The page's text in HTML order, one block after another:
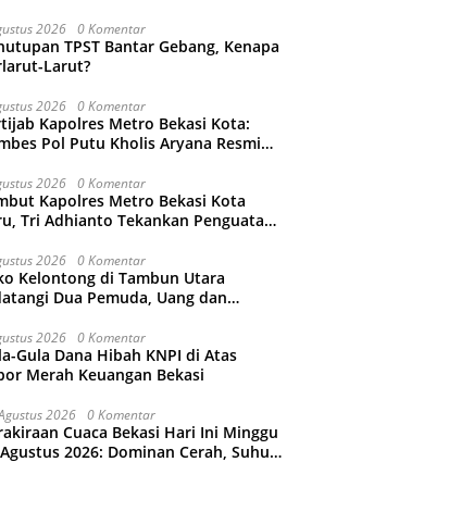
Ikut-Ikutan!
2026 0 Komentar
TPST Bantar Gebang, Kenapa
Larut?
2026 0 Komentar
Kapolres Metro Bekasi Kota:
Pol Putu Kholis Aryana Resmi
2026 0 Komentar
Kapolres Metro Bekasi Kota
Tri Adhianto Tekankan Penguatan
2026 0 Komentar
Kelontong di Tambun Utara
Dua Pemuda, Uang dan
2026 0 Komentar
Gula Dana Hibah KNPI di Atas
Merah Keuangan Bekasi
2026 0 Komentar
Cuaca Bekasi Hari Ini Minggu
2026: Dominan Cerah, Suhu